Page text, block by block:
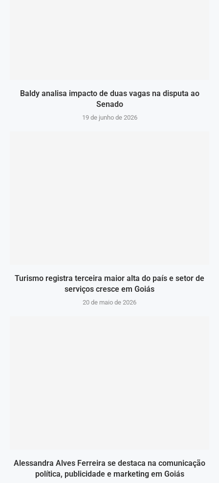
Baldy analisa impacto de duas vagas na disputa ao
Senado
19 de junho de 2026
Turismo registra terceira maior alta do país e setor de
serviços cresce em Goiás
20 de maio de 2026
Alessandra Alves Ferreira se destaca na comunicação
política, publicidade e marketing em Goiás